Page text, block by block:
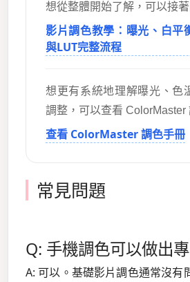
想從整體開始了解，可以接著
影片調色教學：曝光、白平
與LUT完整流程
想更有系統地理解曝光、色
調整，可以查看 ColorMaster
查看 ColorMaster 調色手冊
常見問題
Q: 手機調色可以做出
A: 可以。基礎影片調色通常沒有